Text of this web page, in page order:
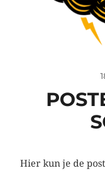
Hier kun je de